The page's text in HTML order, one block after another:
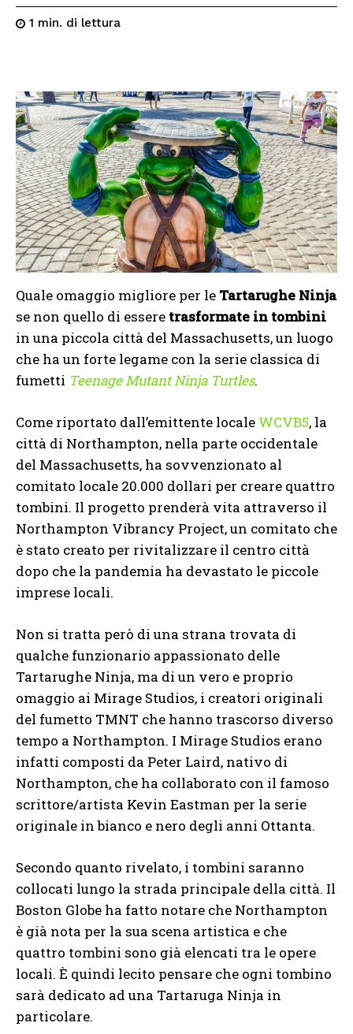
1 min. di lettura
Quale omaggio migliore per le Tartarughe Ninja
se non quello di essere trasformate in tombini
in una piccola città del Massachusetts, un luogo
che ha un forte legame con la serie classica di
fumetti Teenage Mutant Ninja Turtles.
Come riportato dall’emittente locale WCVB5, la
città di Northampton, nella parte occidentale
del Massachusetts, ha sovvenzionato al
comitato locale 20.000 dollari per creare quattro
tombini. Il progetto prenderà vita attraverso il
Northampton Vibrancy Project, un comitato che
è stato creato per rivitalizzare il centro città
dopo che la pandemia ha devastato le piccole
imprese locali.
Non si tratta però di una strana trovata di
qualche funzionario appassionato delle
Tartarughe Ninja, ma di un vero e proprio
omaggio ai Mirage Studios, i creatori originali
del fumetto TMNT che hanno trascorso diverso
tempo a Northampton. I Mirage Studios erano
infatti composti da Peter Laird, nativo di
Northampton, che ha collaborato con il famoso
scrittore/artista Kevin Eastman per la serie
originale in bianco e nero degli anni Ottanta.
Secondo quanto rivelato, i tombini saranno
collocati lungo la strada principale della città. Il
Boston Globe ha fatto notare che Northampton
è già nota per la sua scena artistica e che
quattro tombini sono già elencati tra le opere
locali. È quindi lecito pensare che ogni tombino
sarà dedicato ad una Tartaruga Ninja in
particolare.